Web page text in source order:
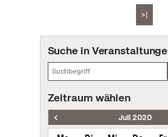
>|
Suche in
Zeitraum wählen
Juli 2020